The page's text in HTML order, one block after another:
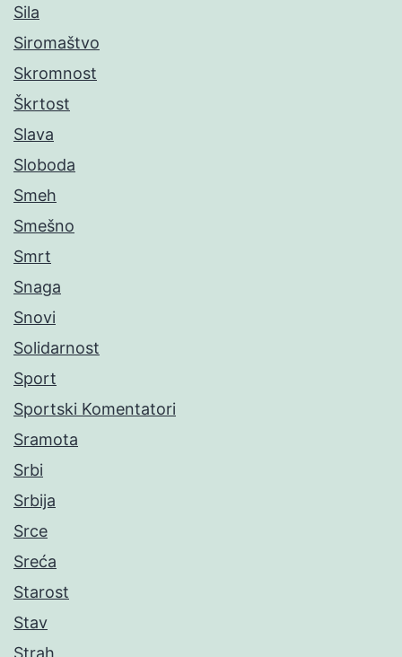
Sila
Siromaštvo
Skromnost
Škrtost
Slava
Sloboda
Smeh
Smešno
Smrt
Snaga
Snovi
Solidarnost
Sport
Sportski Komentatori
Sramota
Srbi
Srbija
Srce
Sreća
Starost
Stav